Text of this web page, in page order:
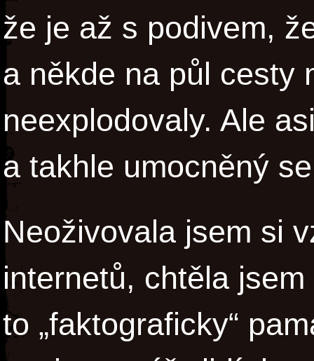
že je až s podivem,
a někde na půl cesty
neexplodovaly. Ale
a takhle umocněný
Neoživovala jsem si
internetů, chtěla
to „faktograficky“